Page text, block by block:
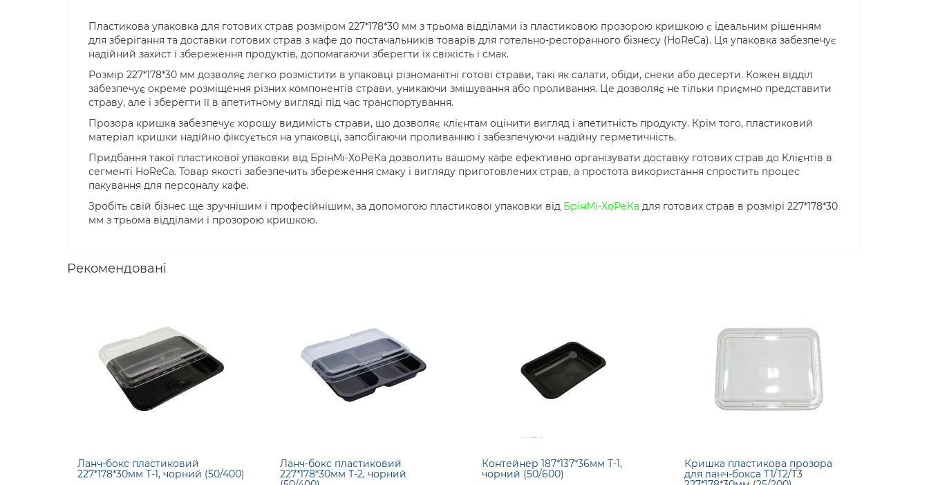
Пластикова упаковка для готових страв розміром 227*178*30 мм з трьома відділами із пластиковою прозорою кришкою є ідеальним рішенням
для зберігання та доставки готових страв з кафе до постачальників товарів для готельно-ресторанного бізнесу (HoReCa). Ця упаковка забезпечує
надійний захист і збереження продуктів, допомагаючи зберегти їх свіжість і смак.
Розмір 227*178*30 мм дозволяє легко розмістити в упаковці різноманітні готові страви, такі як салати, обіди, снеки або десерти. Кожен відділ
забезпечує окреме розміщення різних компонентів страви, уникаючи змішування або проливання. Це дозволяє не тільки приємно представити
страву, але і зберегти її в апетитному вигляді під час транспортування.
Прозора кришка забезпечує хорошу видимість страви, що дозволяє клієнтам оцінити вигляд і апетитність продукту. Крім того, пластиковий
матеріал кришки надійно фіксується на упаковці, запобігаючи проливанню і забезпечуючи надійну герметичність.
Придбання такої пластикової упаковки від БрінМі-ХоРеКа дозволить вашому кафе ефективно організувати доставку готових страв до Клієнтів в
сегменті HoReCa. Товар якості забезпечить збереження смаку і вигляду приготовлених страв, а простота використання спростить процес
пакування для персоналу кафе.
Зробіть свій бізнес ще зручнішим і професійнішим, за допомогою пластикової упаковки від БрінМі-ХоРеКа для готових страв в розмірі 227*178*30
мм з трьома відділами і прозорою кришкою.
Рекомендовані
Ланч-бокс пластиковий
227*178*30мм Т-1, чорний (50/400)
Ланч-бокс пластиковий
227*178*30мм Т-2, чорний
Контейнер 187*137*36мм Т-1,
чорний (50/600)
Кришка пластикова прозора
для ланч-бокса Т1/Т2/Т3